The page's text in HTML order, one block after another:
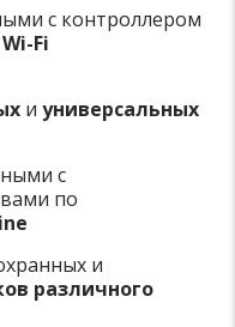
с контроллером
Wi-Fi
и универсальных
с
по
и
различного